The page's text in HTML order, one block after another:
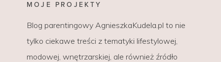
MOJE PROJEKTY
Blog parentingowy AgnieszkaKudela.pl to nie
tylko ciekawe treści z tematyki lifestylowej,
modowej, wnętrzarskiej, ale również źródło